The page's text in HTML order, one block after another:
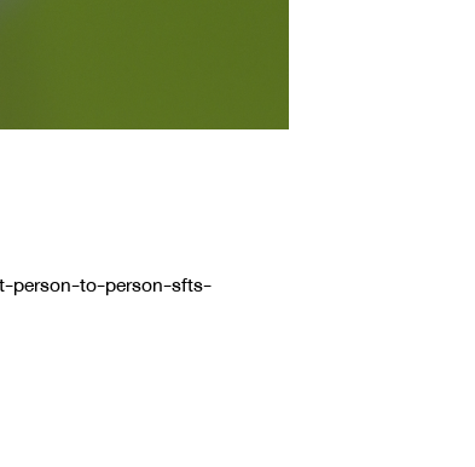
person-to-person-sfts-